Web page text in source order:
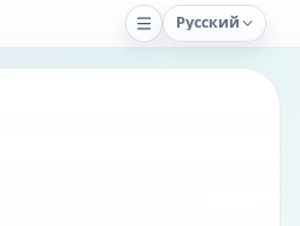
Русский